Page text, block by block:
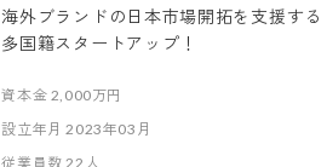
海外ブランドの日本市場開拓を支援する
多国籍スタートアップ！
資本金 2,000万円
設立年月 2023年03月
従業員数 22 人